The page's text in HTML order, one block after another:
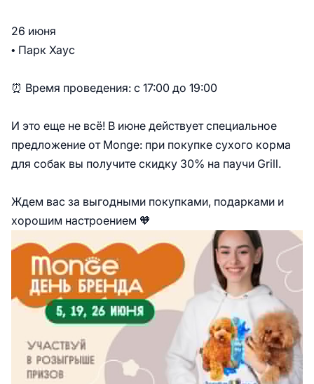
26 июня
• Парк Хаус
⏰ Время проведения: с 17:00 до 19:00
И это еще не всё! В июне действует специальное
предложение от Monge: при покупке сухого корма
для собак вы получите скидку 30% на паучи Grill.
Ждем вас за выгодными покупками, подарками и
хорошим настроением 🧡